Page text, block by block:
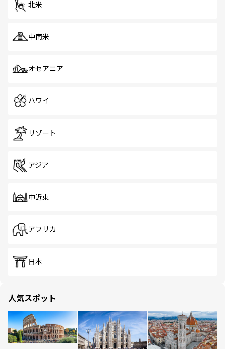
北米
中南米
オセアニア
ハワイ
リゾート
アジア
中近東
アフリカ
日本
人気スポット